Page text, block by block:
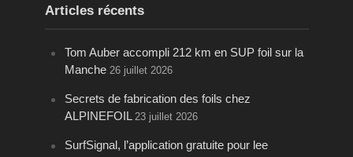
Articles récents
Tom Auber accompli 212 km en SUP foil sur la
Manche 26 juillet 2026
Secrets de fabrication des foils chez
ALPINEFOIL 23 juillet 2026
SurfSignal, l’application gratuite pour lee